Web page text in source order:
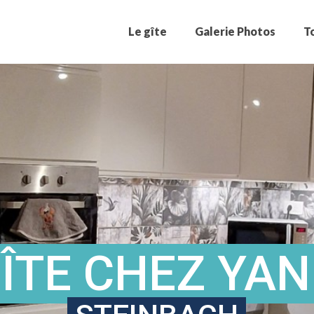
Le gîte Galerie Photos
CHEZ